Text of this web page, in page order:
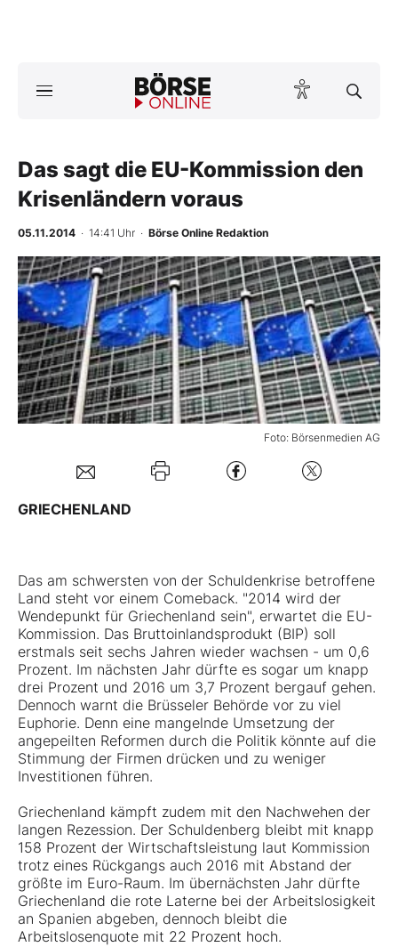
Anlageprodukte
Finanz-Check
Abo & Shop
BO-Musterdepots
Experten
Mein B:O
Folgen Sie uns
Das sagt die EU-Kommission den
Krisenländern voraus
05.11.2014 · 14:41 Uhr · Börse Online Redaktion
Foto: Börsenmedien AG
GRIECHENLAND
Das am schwersten von der Schuldenkrise betroffene
Land steht vor einem Comeback. "2014 wird der
Wendepunkt für Griechenland sein", erwartet die EU-
Kommission. Das Bruttoinlandsprodukt (BIP) soll
erstmals seit sechs Jahren wieder wachsen - um 0,6
Prozent. Im nächsten Jahr dürfte es sogar um knapp
drei Prozent und 2016 um 3,7 Prozent bergauf gehen.
Dennoch warnt die Brüsseler Behörde vor zu viel
Euphorie. Denn eine mangelnde Umsetzung der
angepeilten Reformen durch die Politik könnte auf die
Stimmung der Firmen drücken und zu weniger
Investitionen führen.
Griechenland kämpft zudem mit den Nachwehen der
langen Rezession. Der Schuldenberg bleibt mit knapp
158 Prozent der Wirtschaftsleistung laut Kommission
trotz eines Rückgangs auch 2016 mit Abstand der
größte im Euro-Raum. Im übernächsten Jahr dürfte
Griechenland die rote Laterne bei der Arbeitslosigkeit
an Spanien abgeben, dennoch bleibt die
Arbeitslosenquote mit 22 Prozent hoch.